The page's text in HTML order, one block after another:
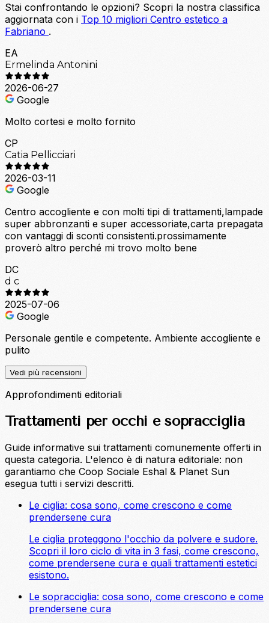
Stai confrontando le opzioni? Scopri la nostra classifica
aggiornata con i Top 10 migliori Centro estetico a
Fabriano .
EA
Ermelinda Antonini
2026-06-27
Google
Molto cortesi e molto fornito
CP
Catia Pellicciari
2026-03-11
Google
Centro accogliente e con molti tipi di trattamenti,lampade
super abbronzanti e super accessoriate,carta prepagata
con vantaggi di sconti consistenti.prossimamente
proverò altro perché mi trovo molto bene
DC
d c
2025-07-06
Google
Personale gentile e competente. Ambiente accogliente e
pulito
Vedi più recensioni
Approfondimenti editoriali
Trattamenti per occhi e sopracciglia
Guide informative sui trattamenti comunemente offerti in
questa categoria. L'elenco è di natura editoriale: non
garantiamo che Coop Sociale Eshal & Planet Sun
esegua tutti i servizi descritti.
Le ciglia: cosa sono, come crescono e come
prendersene cura
Le ciglia proteggono l'occhio da polvere e sudore.
Scopri il loro ciclo di vita in 3 fasi, come crescono,
come prendersene cura e quali trattamenti estetici
esistono.
Le sopracciglia: cosa sono, come crescono e come
prendersene cura